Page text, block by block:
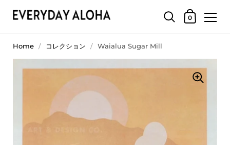
0
Home / コレクション / Waialua Sugar Mill